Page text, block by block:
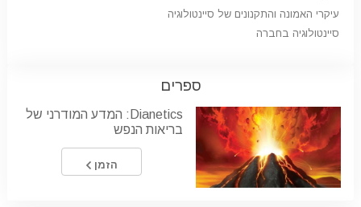
עיקרי האמונה והתקנונים של סיינטולוגיה
סיינטולוגיה בחברה
ספרים
Dianetics: המדע המודרני של
בריאות הנפש
הזמן